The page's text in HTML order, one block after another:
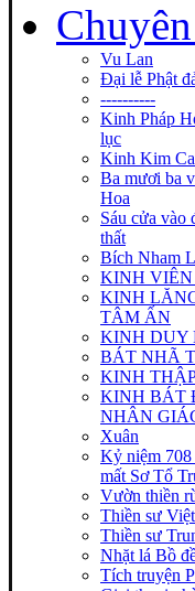
Vu Lan
Đại lễ Phật
----------
Kinh Pháp
lục
Kinh Kim
Ba mươi ba
Hoa
Sáu cửa vào
thất
Bích Nham
KINH VIÊN
KINH
TÂM ẤN
KINH DUY
BÁT NHÃ
KINH
KINH BÁT
NHÂN
Xuân
Kỷ niệm 708
mất Sơ Tổ
Vườn thiền
Thiền sư
Thiền sư
Nhặt lá Bồ
Tích truyện